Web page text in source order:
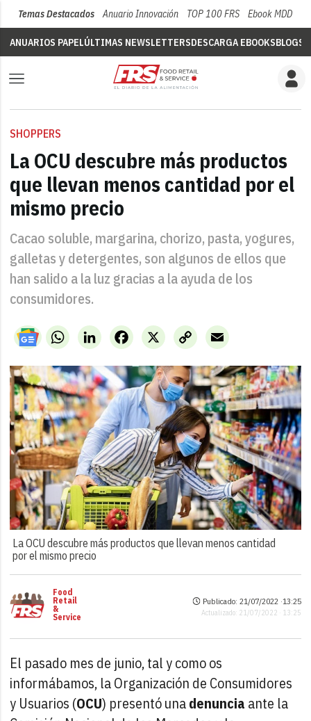
Temas Destacados Anuario Innovación TOP 100 FRS Ebook MDD
ANUARIOS PAPELÚLTIMAS NEWSLETTERSDESCARGA EBOOKSBLOGS
SHOPPERS
La OCU descubre más productos
que llevan menos cantidad por el
mismo precio
Cacao soluble, margarina, chorizo, pasta, yogures,
galletas y detergentes, son algunos de ellos que
han salido a la luz gracias a la ayuda de los
consumidores.
WhatsAppLinkedIn X
Facebook
Copy
Link
Email
La OCU descubre más productos que llevan menos cantidad
por el mismo precio
Food
Retail
&
Service
Publicado: 21/07/2022 ·13:25
Actualizado: 21/07/2022 · 13:25
El pasado mes de junio, tal y como os
informábamos, la Organización de Consumidores
y Usuarios (OCU) presentó unadenuncia ante la